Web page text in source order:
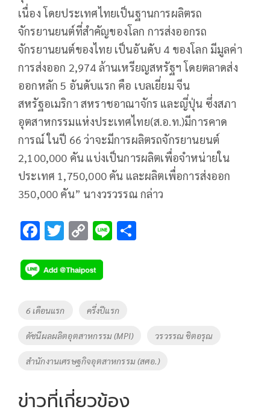
เนื่อง โดยประเทศไทยเป็นฐานการผลิตรถ
จักรยานยนต์ที่สำคัญของโลก การส่งออกรถ
จักรยานยนต์ของไทย เป็นอันดับ 4 ของโลก มีมูลค่า
การส่งออก 2,974 ล้านเหรียญสหรัฐฯ โดยตลาดส่ง
ออกหลัก 5 อันดับแรก คือ เบลเยี่ยม จีน
สหรัฐอเมริกา สหราชอาณาจักร และญี่ปุ่น ซึ่งสภา
อุตสาหกรรมแห่งประเทศไทย(ส.อ.ท.)มีการคาด
การณ์ ในปี 66 ว่าจะมีการผลิตรถจักรยานยนต์
2,100,000 คัน แบ่งเป็นการผลิตเพื่อจำหน่ายใน
ประเทศ 1,750,000 คัน และผลิตเพื่อการส่งออก
350,000 คัน” นางวรวรรณ กล่าว
F
e
b
o
o
k
T
tt
er
C
p
y
Li
k
Li
Tags
6 เดือนแรก ครึ่งปีแรก
ดัชนีผลผลิตอุตสาหกรรม (MPI) วรวรรณ ชิตอรุณ
สำนักงานเศรษฐกิจอุตสาหกรรม (สศอ.)
ข่าวที่เกี่ยวข้อง